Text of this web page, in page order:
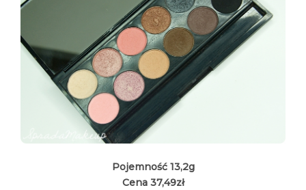
Pojemność 13,2g
Cena 37,49zł